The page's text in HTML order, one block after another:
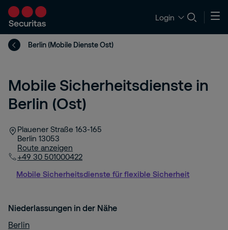
Login
Berlin (Mobile Dienste Ost)
Mobile Sicherheitsdienste in
Berlin (Ost)
Plauener Straße 163-165
Berlin 13053
Route anzeigen
+49 30 501000422
Mobile Sicherheitsdienste für flexible Sicherheit
Niederlassungen in der Nähe
Berlin